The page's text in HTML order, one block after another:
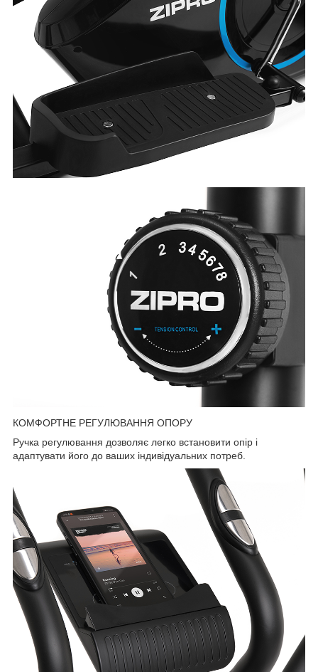
КОМФОРТНЕ РЕГУЛЮВАННЯ ОПОРУ
Ручка регулювання дозволяє легко встановити опір і
адаптувати його до ваших індивідуальних потреб.